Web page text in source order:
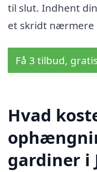
til slut. Indhent
et skridt nærmere
Få 3 tilbud,
Hvad
gardiner i